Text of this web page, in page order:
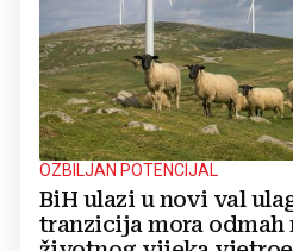
OZBILJAN POTENCIJAL
BiH ulazi u novi val
tranzicija mora